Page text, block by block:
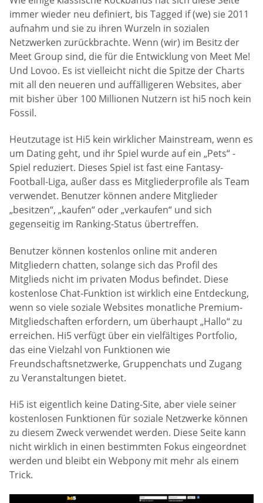
immer wieder neu definiert, bis Tagged if (we) sie 2011
aufnahm und sie zu ihren Wurzeln in sozialen
Netzwerken zurückbrachte. Wenn (wir) im Besitz der
Meet Group sind, die für die Entwicklung von Meet Me!
Und Lovoo. Es ist vielleicht nicht die Spitze der Charts
mit all den neueren und auffälligeren Websites, aber
mit bisher über 100 Millionen Nutzern ist hi5 noch kein
Fossil.
Heutzutage ist Hi5 kein wirklicher Mainstream, wenn es
um Dating geht, und ihr Spiel wurde auf ein „Pets“ -
Spiel reduziert. Dieses Spiel ist fast eine Fantasy-
Football-Liga, außer dass es Mitgliederprofile als Team
verwendet. Benutzer können andere Mitglieder
„besitzen“, „kaufen“ oder „verkaufen“ und sich
gegenseitig im Ranking-Status übertreffen.
Benutzer können kostenlos online mit anderen
Mitgliedern chatten, solange sich das Profil des
Mitglieds nicht im privaten Modus befindet. Diese
kostenlose Chat-Funktion ist wirklich eine Entdeckung,
wenn so viele soziale Websites monatliche Premium-
Mitgliedschaften erfordern, um überhaupt „Hallo“ zu
erreichen. Hi5 verfügt über ein vielfältiges Portfolio,
das eine Vielzahl von Funktionen wie
Freundschaftsnetzwerke, Gruppenchats und Zugang
zu Veranstaltungen bietet.
Hi5 ist eigentlich keine Dating-Site, aber viele seiner
kostenlosen Funktionen für soziale Netzwerke können
zu diesem Zweck verwendet werden. Diese Seite kann
nicht wirklich in einen bestimmten Fokus eingeordnet
werden und bleibt ein Webpony mit mehr als einem
Trick.